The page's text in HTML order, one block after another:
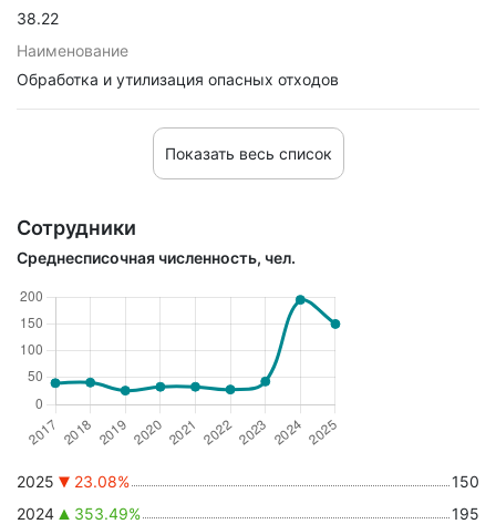
38.22
Наименование
Обработка и утилизация опасных отходов
Показать весь список
Сотрудники
Среднесписочная численность, чел.
2025 23.08%
150
2024
353.49%
195